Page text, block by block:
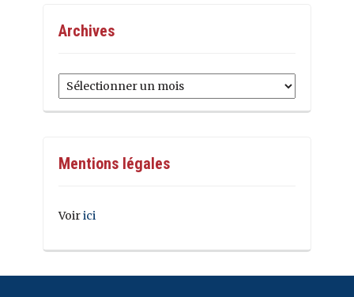
Archives
Archives
Mentions légales
Voirici